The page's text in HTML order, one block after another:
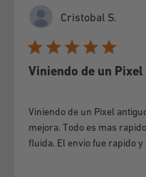
To make the Guarantee
present the Equipment in
or purchase slip and this
RETURN OF MONEY IN
In the event that the
Cristobal S.
Viniendo de un
Viniendo de un Pixel
mejora. Todo es mas
fluida. El envio fue rapido